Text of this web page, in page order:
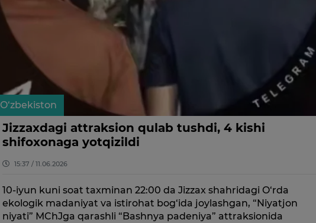
O‘zbekiston
Jizzaxdagi attraksion qulab tushdi, 4 kishi
shifoxonaga yotqizildi
15:37 / 11.06.2026
10-iyun kuni soat taxminan 22:00 da Jizzax shahridagi O‘rda
ekologik madaniyat va istirohat bog‘ida joylashgan, “Niyatjon
niyati” MChJga qarashli “Bashnya padeniya” attraksionida